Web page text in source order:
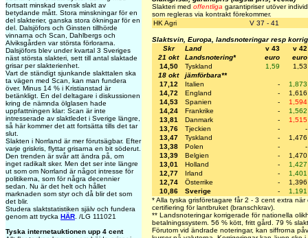
fortsatt minskad svensk slakt av
betydande mått. Stora minskningar för en
del slakterier, ganska stora ökningar för en
del. Dalsjöfors och Ginsten tillhörde
vinnarna och Scan, Dahlbergs och
Alviksgården var största förlorarna.
Dalsjöfors blev under kvartal 3 Sveriges
näst största slakteri, sett till antal slaktade
grisar per slakterienhet.
Vart de ständigt sjunkande slakttalen ska
ta vägen med Scan, kan man fundera
över. Minus 14 % i Kristianstad är
betänkligt. En del deltagare i diskussionen
kring de nämnda ölglasen hade
uppfattningen klar: Scan är inte
intresserade av slaktledet i Sverige längre,
så här kommer det att fortsätta tills det tar
slut.
Slakten i Norrland är mer förutsägbar. Efter
varje griskris, flyttar grisarna en bit söderut.
Den trenden är svår att ändra på, om
inget radikalt sker. Men det ser inte längre
ut som om Norrland är något intresse för
politikerna, som för några decennier
sedan. Nu är det helt och hållet
marknaden som styr och då blir det som
det blir.
Studera slaktstatistiken själv och fundera
genom att trycka HÄR . /LG 111021
Tyska internetauktionen upp 4 cent
Slakteri med offentliga garantipriser utöver
som regleras via kontrakt förekommer.
HK Agri
V 37 - 41
Slaktsvin, Europa, landsnoteringar resp
Skr
Land v 43
v 42
21 okt
Landsnotering* euro
euro
14,50
Tyskland 1,59
1,53
18 okt
jämförbara**
17,12
Italien -
1,873
14,72
England -
1,616
14,53
Spanien -
1,594
14,24
Frankrike -
1,562
13,81
Danmark -
1,515
13,76
Tjeckien -
-
13,47
Tyskland -
1,476
13,38
Polen -
-
13,39
Belgien -
1,470
13,01
Holland -
1,427
12,77
Irland -
1,401
12,74
Österrike -
1,396
10,86
Sverige -
1,191
* Alla tyska grisföretagare får 2 - 3 cent extra
certifiering för lantbruket (branschkrav).
** Landsnoteringar korrigerade för nationella
betalningssystem. 56 % kött, fritt gård. 79 %
Förutom vid ändrade noteringar, kan siffrorna